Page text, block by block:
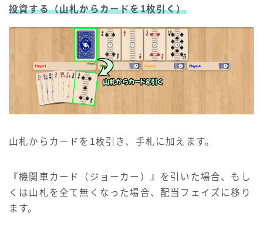
投資する（山札からカードを1枚引く）
山札からカードを1枚引き、手札に加えます。
『機関車カード（ジョーカー）』を引いた場合、もし
くは山札を全て無くなった場合、配当フェイズに移り
ます。